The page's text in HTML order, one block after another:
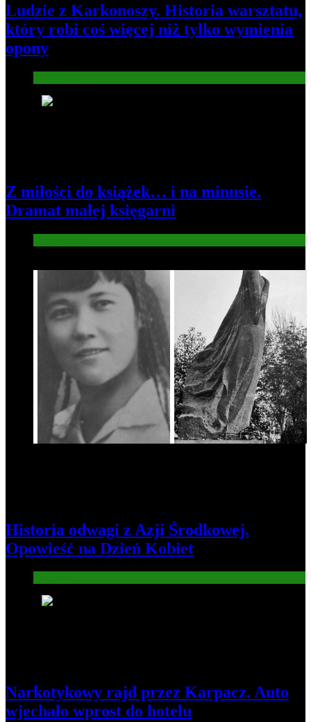
Ludzie z Karkonoszy. Historia warsztatu,
który robi coś więcej niż tylko wymienia
opony
Z miłości do książek… i na minusie.
Dramat małej księgarni
Historia odwagi z Azji Środkowej.
Opowieść na Dzień Kobiet
Narkotykowy rajd przez Karpacz. Auto
wjechało wprost do hotelu